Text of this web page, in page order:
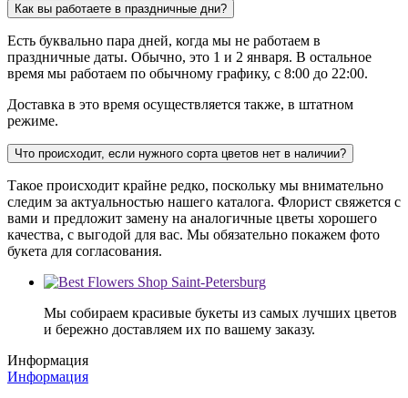
Как вы работаете в праздничные дни?
Есть буквально пара дней, когда мы не работаем в
праздничные даты. Обычно, это 1 и 2 января. В остальное
время мы работаем по обычному графику, с 8:00 до 22:00.
Доставка в это время осуществляется также, в штатном
режиме.
Что происходит, если нужного сорта цветов нет в наличии?
Такое происходит крайне редко, поскольку мы внимательно
следим за актуальностью нашего каталога. Флорист свяжется с
вами и предложит замену на аналогичные цветы хорошего
качества, с выгодой для вас. Мы обязательно покажем фото
букета для согласования.
Мы собираем красивые букеты из самых лучших цветов
и бережно доставляем их по вашему заказу.
Информация
Информация